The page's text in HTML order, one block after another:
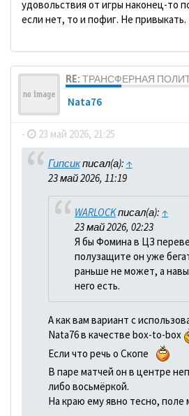
удовольствия от игры наконец-то
если нет, то и пофиг. Не привыкать.
RE: ТРАНСФЕРНАЯ
Nata76
- 23 май 2026, 21:25
Гипсикписал(а): ↑
23 май 2026, 11:19
WARLOCKписал(а): ↑
23 май 2026, 02:23
Я бы Фомина в ЦЗ
полузащите он уже
раньше не может, а
него есть.
А как вам вариант с
Nata76 в качестве box-to-box
Если что речь о Скопе
В паре матчей он в центре
либо восьмёркой.
На краю ему явно тесно, поле